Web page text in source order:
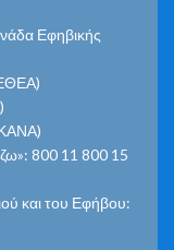
Εφηβικής
800 11 800 15
και του Εφήβου: